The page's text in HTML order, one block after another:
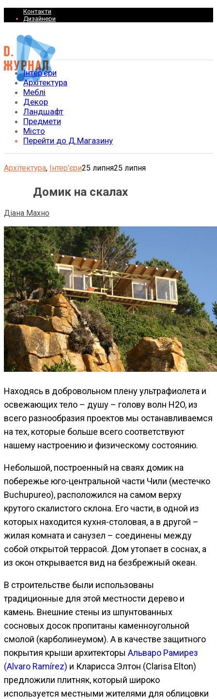
Контакти
Дизайнери
Інтер’єри
Архітектура
Меблі
Декор
Ландшафт
Предмети
Місто
Перейти до Д.Магазину
Архітектура, Інтер'єри25 липня25 липня
Домик на скалах
Діана Махно
Находясь в добровольном плену ультрафиолета и
освежающих тело – душу – голову волн H2O, из
всего разнообразия проектов мы останавливаемся
на тех, которые больше всего соответствуют
нашему настроению и физическому состоянию.
Небольшой, построенный на сваях домик на
побережье юго-центральной части Чили (местечко
Buchupureo), расположился на самом верху
крутого скалистого склона. Его части, в одной из
которых находится кухня-столовая, а в другой –
жилая комната и санузел – соединены между
собой открытой террасой. Дом утопает в соснах, а
из окон открывается вид на безбрежный океан.
В строительстве были использованы
традиционные для этой местности дерево и
камень. Внешние стены из шпунтованных
сосновых досок пропитаны каменноугольной
смолой (карболинеумом). А в качестве защитного
покрытия крыши архитекторы Альваро Рамирез
(Alvaro Ramírez) и Кларисса Элтон (Clarisa Elton)
предложили плитняк, который широко
используется местными жителями для облицовки